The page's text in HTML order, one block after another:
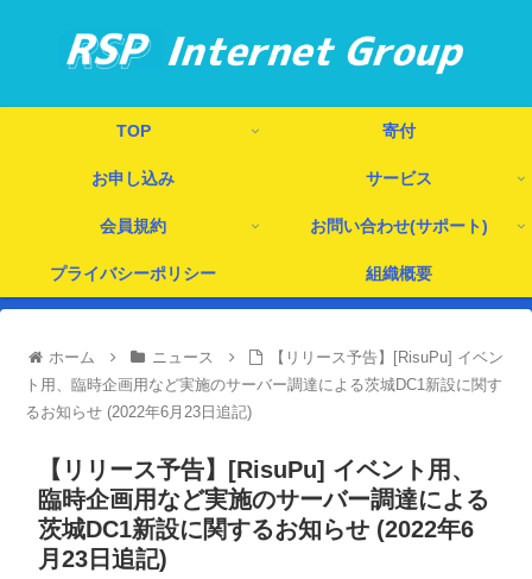
TOP 寄付
お申し込み サービス
会員規約 お問い合わせ(サポート)
プライバシーポリシー 組織概要
ホーム ニュース
【リリース予告】[RisuPu] イベン
ト用、臨時企画用など実施のサーバー調達による茨城DC1新設に関す
るお知らせ (2022年6月23日追記)
【リリース予告】[RisuPu] イベント用、
臨時企画用など実施のサーバー調達による
茨城DC1新設に関するお知らせ (2022年6
月23日追記)